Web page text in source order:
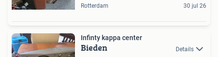
Rotterdam 30 jul 26
Infinty kappa center
Bieden Details